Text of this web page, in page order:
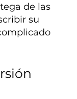
de las
su